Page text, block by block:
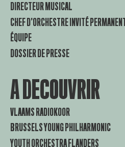
DIRECTEUR MUSICAL
CHEF D’ORCHESTRE INVITÉ
ÉQUIPE
DOSSIER DE PRESSE
A DECOUVRIR
VLAAMS RADIOKOOR
BRUSSELS YOUNG PHILHARMONIC
YOUTH ORCHESTRA FLANDERS